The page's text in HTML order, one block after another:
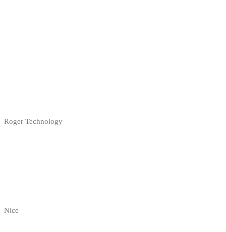
Roger Technology
Nice